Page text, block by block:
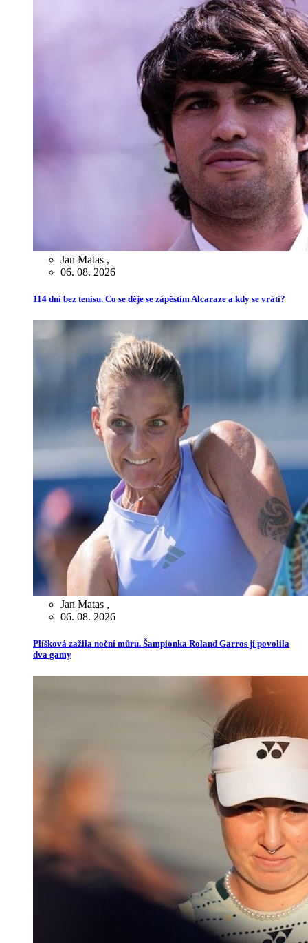
Jan Matas ,
06. 08. 2026
114 dní bez tenisu. Co se děje se zápěstím Alcaraze a kdy se vrátí?
Jan Matas ,
06. 08. 2026
Plíšková zažila noční můru. Šampionka Roland Garros jí povolila
dva gamy